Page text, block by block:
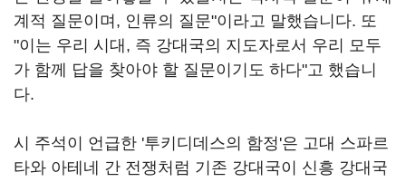
계적 질문이며, 인류의 질문"이라고 말했습니다. 또
"이는 우리 시대, 즉 강대국의 지도자로서 우리 모두
가 함께 답을 찾아야 할 질문이기도 하다"고 했습니
다.
시 주석이 언급한 '투키디데스의 함정'은 고대 스파르
타와 아테네 간 전쟁처럼 기존 강대국이 신흥 강대국